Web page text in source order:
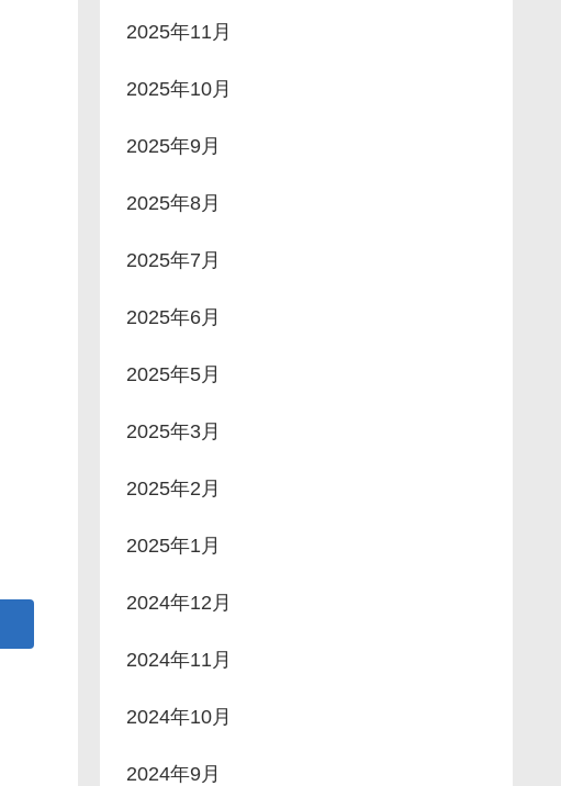
2025年11月
2025年10月
2025年9月
2025年8月
2025年7月
2025年6月
2025年5月
2025年3月
2025年2月
2025年1月
2024年12月
2024年11月
2024年10月
2024年9月